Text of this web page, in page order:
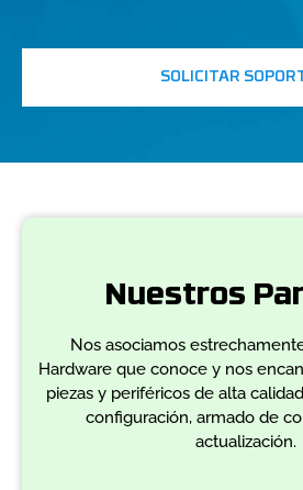
SOLICITAR
Nuestros
Nos asociamos
Hardware que conoce y nos
piezas y periféricos de alta
configuración, armado de
actualización.